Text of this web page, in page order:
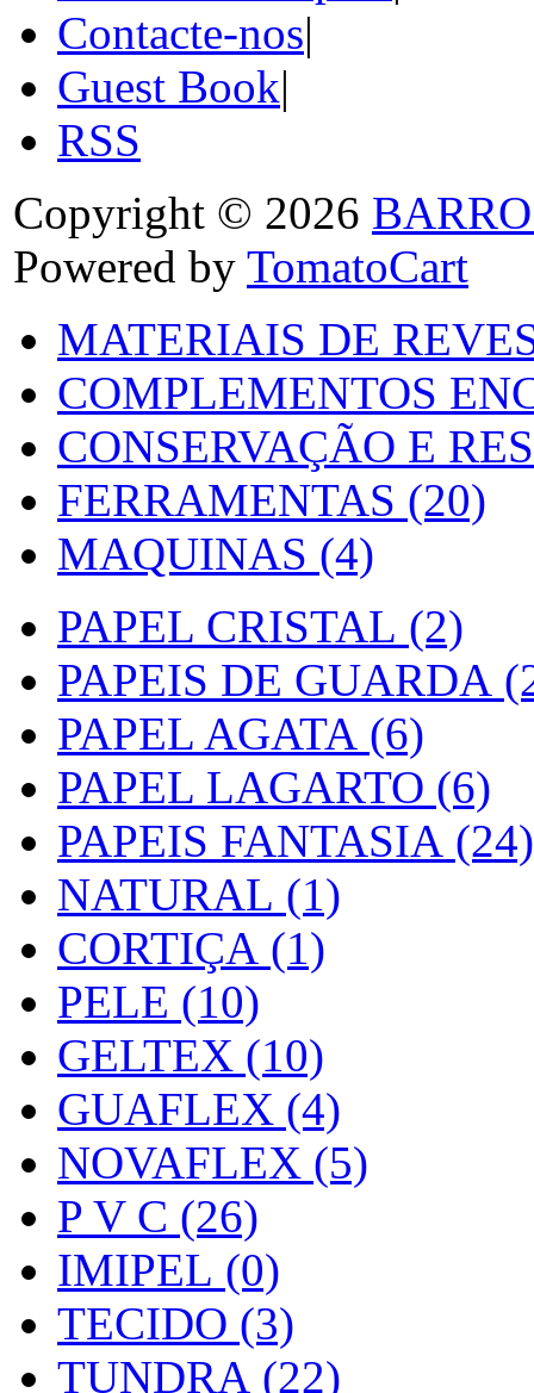
Contacte-nos|
Guest Book|
RSS
Copyright © 2026
Powered by TomatoCart
MATERIAIS DE
COMPLEMENTOS
CONSERVAÇÃO E
FERRAMENTAS (20)
MAQUINAS (4)
PAPEL CRISTAL (2)
PAPEIS DE GUARDA
PAPEL AGATA (6)
PAPEL LAGARTO (6)
PAPEIS FANTASIA (24)
NATURAL (1)
CORTIÇA (1)
PELE (10)
GELTEX (10)
GUAFLEX (4)
NOVAFLEX (5)
P V C (26)
IMIPEL (0)
TECIDO (3)
TUNDRA (22)